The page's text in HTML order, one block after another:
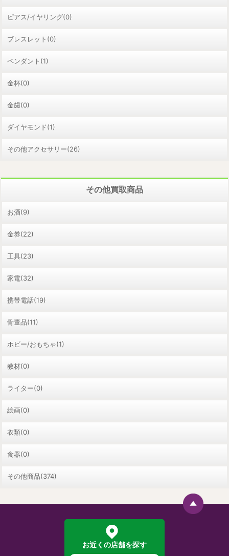
ピアス/イヤリング(0)
ブレスレット(0)
ペンダント(1)
金杯(0)
金歯(0)
ダイヤモンド(1)
その他アクセサリー(26)
その他買取商品
お酒(9)
金券(22)
工具(23)
家電(32)
携帯電話(19)
骨董品(11)
ホビー/おもちゃ(1)
教材(0)
ライター(0)
絵画(0)
衣類(0)
食器(0)
その他商品(374)
お近くの店舗を探す